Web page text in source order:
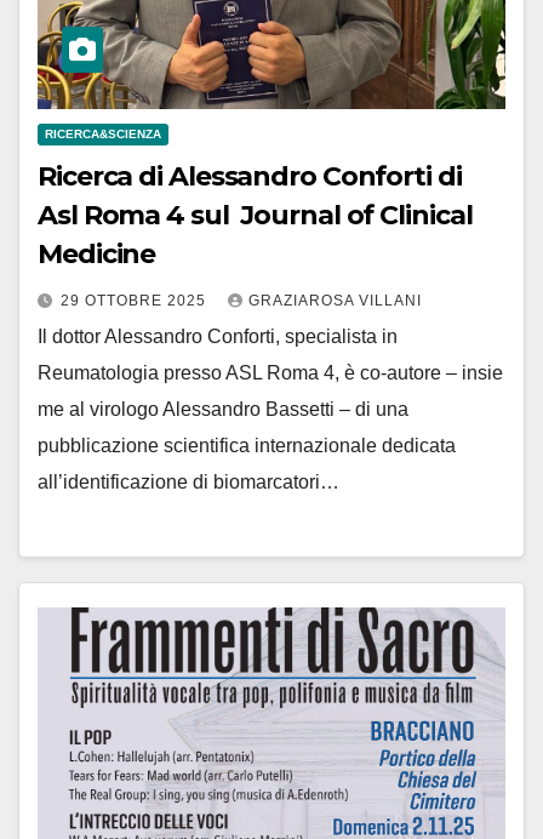
RICERCA&SCIENZA
Ricerca di Alessandro Conforti di
Asl Roma 4 sul Journal of Clinical
Medicine
29 OTTOBRE 2025 GRAZIAROSA VILLANI
Il dottor Alessandro Conforti, specialista in
Reumatologia presso ASL Roma 4, è co-autore – insie
me al virologo Alessandro Bassetti – di una
pubblicazione scientifica internazionale dedicata
all’identificazione di biomarcatori…